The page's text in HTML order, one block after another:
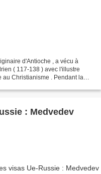
d'Antioche , a vécu à
( 117-138 ) avec l'illustre
au Christianisme . Pendant la
: Medvedev